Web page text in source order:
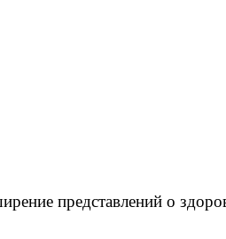
представлений о